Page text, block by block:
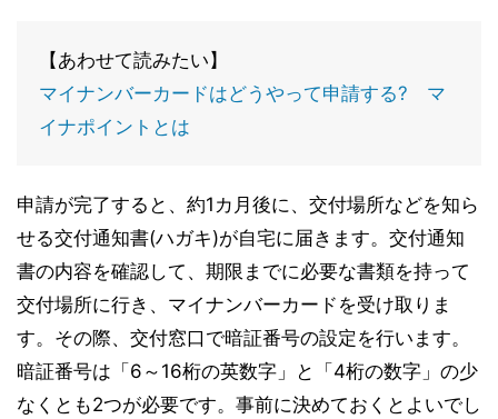
【あわせて読みたい】
マイナンバーカードはどうやって申請する? マ
イナポイントとは
申請が完了すると、約1カ月後に、交付場所などを知ら
せる交付通知書(ハガキ)が自宅に届きます。交付通知
書の内容を確認して、期限までに必要な書類を持って
交付場所に行き、マイナンバーカードを受け取りま
す。その際、交付窓口で暗証番号の設定を行います。
暗証番号は「6～16桁の英数字」と「4桁の数字」の少
なくとも2つが必要です。事前に決めておくとよいでし